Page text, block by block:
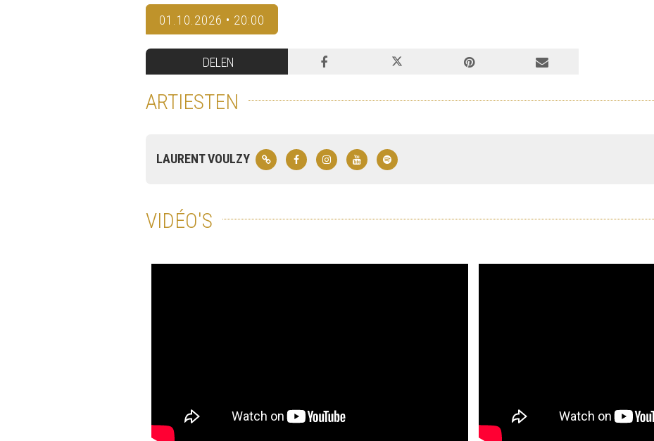
01.10.2026 • 20:00
DELEN
ARTIESTEN
LAURENT VOULZY
VIDÉO'S